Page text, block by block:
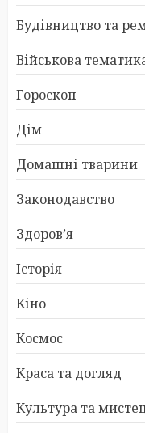
Будівництво та
Військова
Гороскоп
Дім
Домашні тварини
Законодавство
Здоров’я
Історія
Кіно
Космос
Краса та догляд
Культура та